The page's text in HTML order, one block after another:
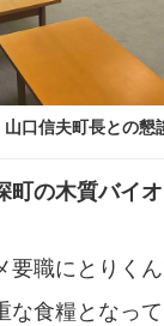
山口信夫町長との懇
町の木質バイ
要職にとりく
な食糧となっ